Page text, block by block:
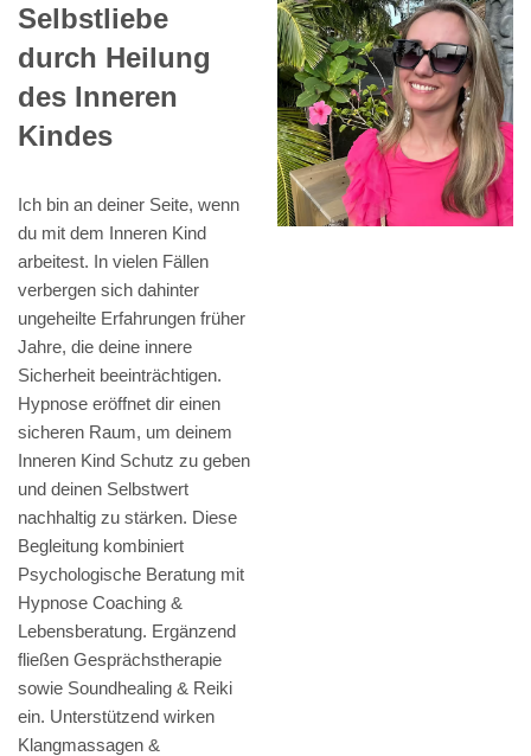
Selbstliebe
durch Heilung
des Inneren
Kindes
Ich bin an deiner Seite, wenn
du mit dem Inneren Kind
arbeitest. In vielen Fällen
verbergen sich dahinter
ungeheilte Erfahrungen früher
Jahre, die deine innere
Sicherheit beeinträchtigen.
Hypnose eröffnet dir einen
sicheren Raum, um deinem
Inneren Kind Schutz zu geben
und deinen Selbstwert
nachhaltig zu stärken. Diese
Begleitung kombiniert
Psychologische Beratung mit
Hypnose Coaching &
Lebensberatung. Ergänzend
fließen Gesprächstherapie
sowie Soundhealing & Reiki
ein. Unterstützend wirken
Klangmassagen &